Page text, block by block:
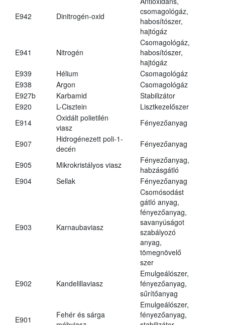
E942 Dinitrogén-oxid
csomagológáz,
habosítószer,
hajtógáz
E941 Nitrogén
Csomagológáz,
habosítószer,
hajtógáz
E939
Hélium
Csomagológáz
E938
Argon
Csomagológáz
E927b
Karbamid
Stabilizátor
E920
L-Cisztein
Lisztkezelőszer
E914
Oxidált polietilén
viasz
Fényezőanyag
E907
Hidrogénezett poli-1-
decén
Fényezőanyag
E905 Mikrokristályos viasz
Fényezőanyag,
habzásgátló
E904
Sellak Fényezőanyag
E903 Karnaubaviasz
Csomósodást
gátló anyag,
fényezőanyag,
savanyúságot
szabályozó
anyag,
tömegnövelő
szer
E902 Kandelillaviasz
Emulgeálószer,
fényezőanyag,
sűrítőanyag
E901
Fehér és sárga
Emulgeálószer,
fényezőanyag,